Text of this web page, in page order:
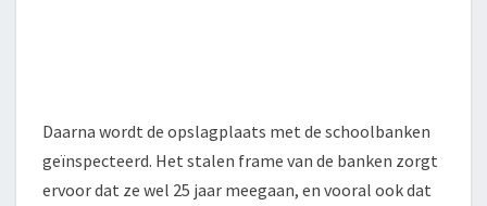
Daarna wordt de opslagplaats met de schoolbanken
geïnspecteerd. Het stalen frame van de banken zorgt
ervoor dat ze wel 25 jaar meegaan, en vooral ook dat